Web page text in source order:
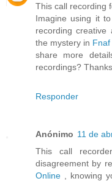
This call recording
Imagine using it
recording creative
the mystery in Fnaf
share more
recordings?
Responder
Anónimo 11 de
This call
disagreement by
Online , knowing